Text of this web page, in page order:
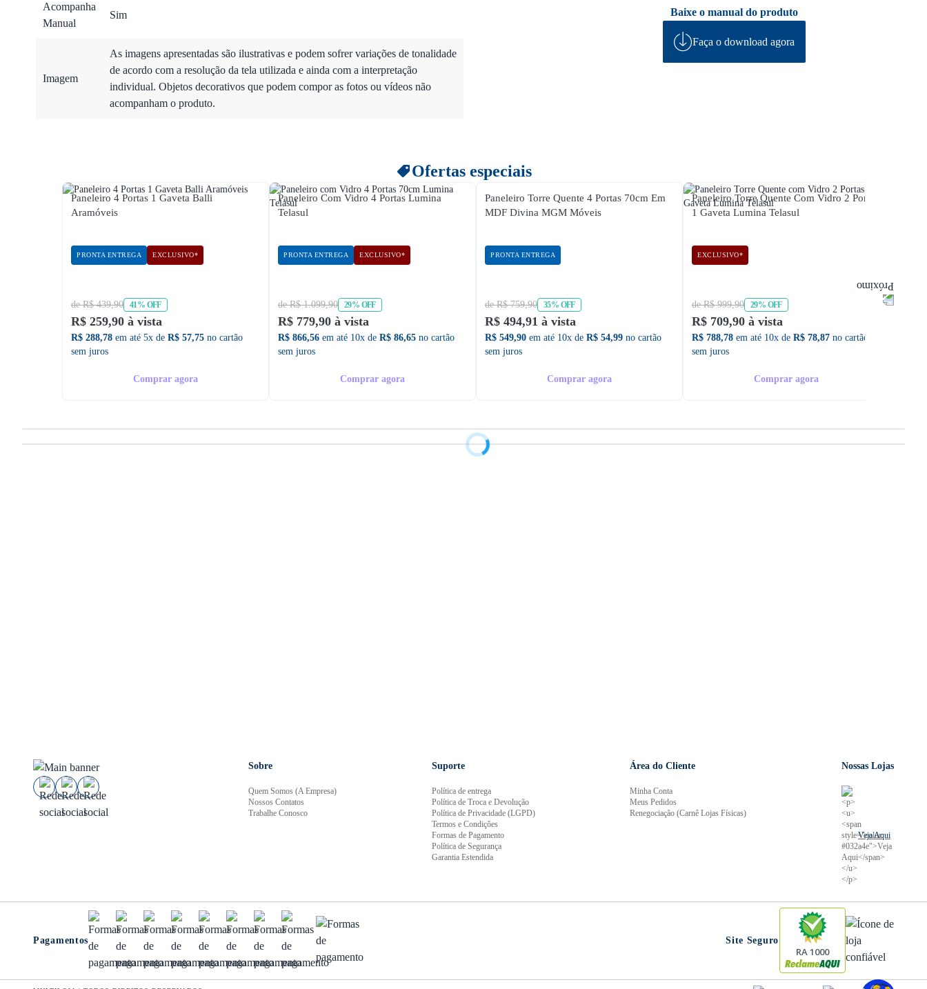
Acompanha
Manual
Sim
Imagem
As imagens apresentadas são ilustrativas e podem sofrer variações de tonalidade
de acordo com a resolução da tela utilizada e ainda com a interpretação
individual. Objetos decorativos que podem compor as fotos ou vídeos não
acompanham o produto.
Baixe o manual do produto
Faça o download agora
Ofertas especiais
Paneleiro 4 Portas 1 Gaveta Balli
Aramóveis
PRONTA ENTREGA EXCLUSIVO*
de R$ 439,90 41% OFF
R$ 259,90 à vista
R$ 288,78 em até 5x de R$ 57,75 no cartão
sem juros
Comprar agora
Paneleiro Com Vidro 4 Portas Lumina
Telasul
PRONTA ENTREGA EXCLUSIVO*
de R$ 1.099,90 29% OFF
R$ 779,90 à vista
R$ 866,56 em até 10x de R$ 86,65 no cartão
sem juros
Comprar agora
Paneleiro Torre Quente 4 Portas 70cm Em
MDF Divina MGM Móveis
PRONTA ENTREGA
de R$ 759,90 35% OFF
R$ 494,91 à vista
R$ 549,90 em até 10x de R$ 54,99 no cartão
sem juros
Comprar agora
Paneleiro Torre Quente Com Vidro 2 Portas
1 Gaveta Lumina Telasul
EXCLUSIVO*
de R$ 999,90 29% OFF
R$ 709,90 à vista
R$ 788,78 em até 10x de R$ 78,87 no cartão
sem juros
Comprar agora
Sobre
Quem Somos (A Empresa)
Nossos Contatos
Trabalhe Conosco
Suporte
Política de entrega
Política de Troca e Devolução
Política de Privacidade (LGPD)
Termos e Condições
Formas de Pagamento
Política de Segurança
Garantia Estendida
Área do Cliente
Minha Conta
Meus Pedidos
Renegociação (Carnê Lojas Físicas)
Nossas Lojas
Veja Aqui
Pagamentos Site Seguro
RA 1000